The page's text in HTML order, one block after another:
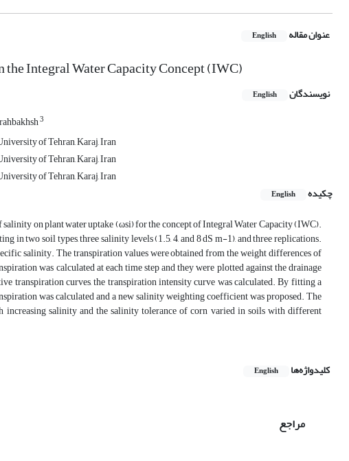
عنوان مقاله English
Integral Water Capacity Concept (IWC)
نویسندگان English
3
of Tehran, Karaj, Iran
of Tehran, Karaj, Iran
of Tehran, Karaj, Iran
چکیده
English
on plant water uptake (ωsi) for the concept of Integral Water Capacity (IWC).
in two soil types, three salinity levels (1.5, 4, and 8 dS m-1), and three replications.
salinity. The transpiration values were obtained from the weight differences of
was calculated at each time step and they were plotted against the drainage
transpiration curves, the transpiration intensity curve was calculated. By fitting a
was calculated and a new salinity weighting coefficient was proposed. The
salinity and the salinity tolerance of corn varied in soils with different
کلیدواژه‌ها English
مراجع